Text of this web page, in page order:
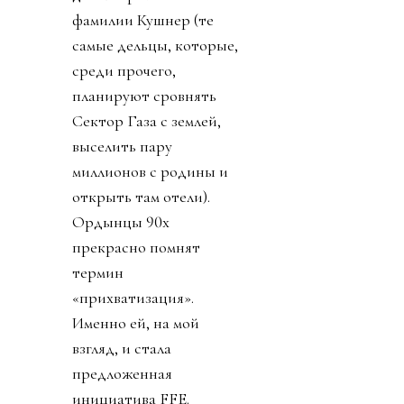
фамилии Кушнер (те
самые дельцы, которые,
среди прочего,
планируют сровнять
Сектор Газа с землей,
выселить пару
миллионов с родины и
открыть там отели).
Ордынцы 90х
прекрасно помнят
термин
«прихватизация».
Именно ей, на мой
взгляд, и стала
предложенная
инициатива FFE.